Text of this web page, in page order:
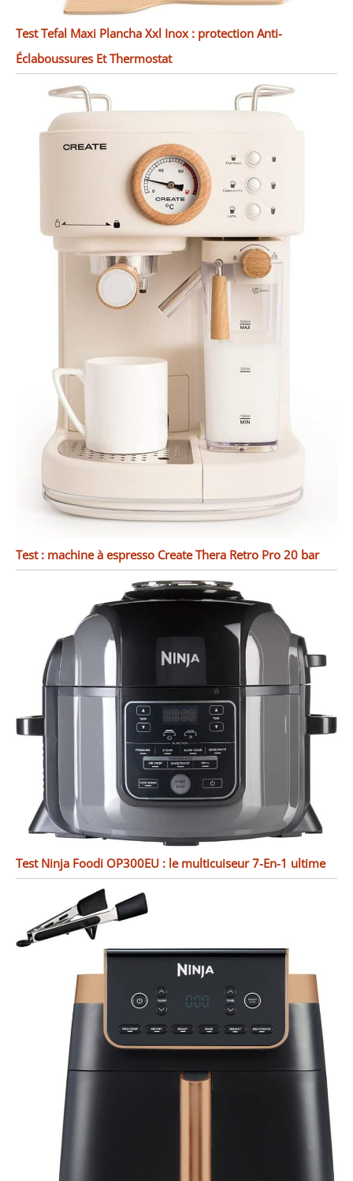
Test Tefal Maxi Plancha Xxl Inox : protection Anti-
Éclaboussures Et Thermostat
Test : machine à espresso Create Thera Retro Pro 20 bar
Test Ninja Foodi OP300EU : le multicuiseur 7-En-1 ultime